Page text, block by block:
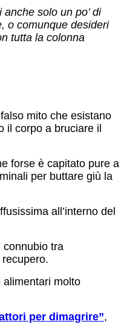
solo un po’ di
o comunque desideri
tutta la colonna
mito che esistano
il corpo a bruciare il
forse è capitato pure a
per buttare giù la
all’interno del
connubio tra
alimentari molto
per dimagrire”,